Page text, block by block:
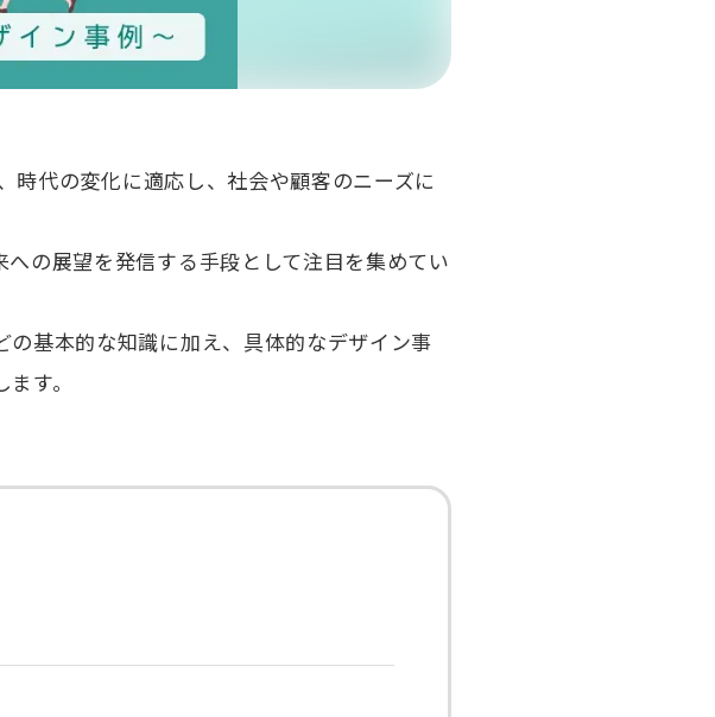
時代の変化に適応し、社会や顧客のニーズに
の展望を発信する手段として注目を集めてい
基本的な知識に加え、具体的なデザイン事
す。